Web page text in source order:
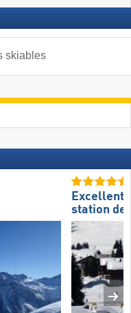
skiables
Excellente
station